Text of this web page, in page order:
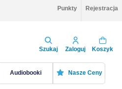
Punkty Rejestracja
Szukaj Zaloguj Koszyk
Audiobooki Nasze Ceny